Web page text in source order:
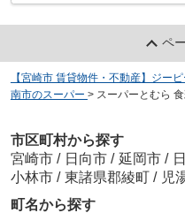
ペ
【宮崎市 賃貸物件・不動産】ジー
南市のスーパー > スーパーとむら
市区町村から探す
宮崎市 / 日向市 / 延岡市 /
小林市 / 東諸県郡綾町 / 児
町名から探す